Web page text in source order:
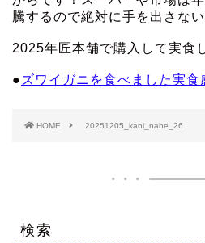
騰するので絶対に手を出さな
2025年匠本舗で購入して実食
● ズワイガニを食べました実食
HOME 20251205_kani_nabe_26
検索